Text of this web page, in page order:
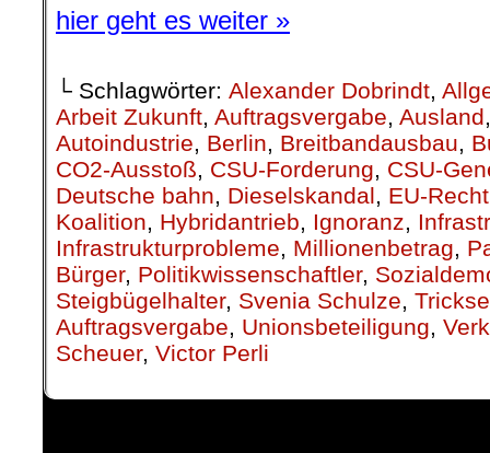
hier geht es weiter »
└ Schlagwörter: Alexander Dobrindt,
Arbeit Zukunft, Auftragsvergabe, Ausland
Autoindustrie, Berlin, Breitbandausbau,
CO2-Ausstoß, CSU-Forderung, CSU-
Deutsche bahn, Dieselskandal, EU-Recht
Koalition, Hybridantrieb, Ignoranz,
Infrastrukturprobleme, Millionenbetrag,
Bürger, Politikwissenschaftler,
Steigbügelhalter, Svenia Schulze,
Auftragsvergabe, Unionsbeteiligung,
Scheuer, Victor Perli